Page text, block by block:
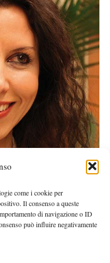
come i cookie per
Il consenso a queste
di navigazione o ID
può influire negativamente